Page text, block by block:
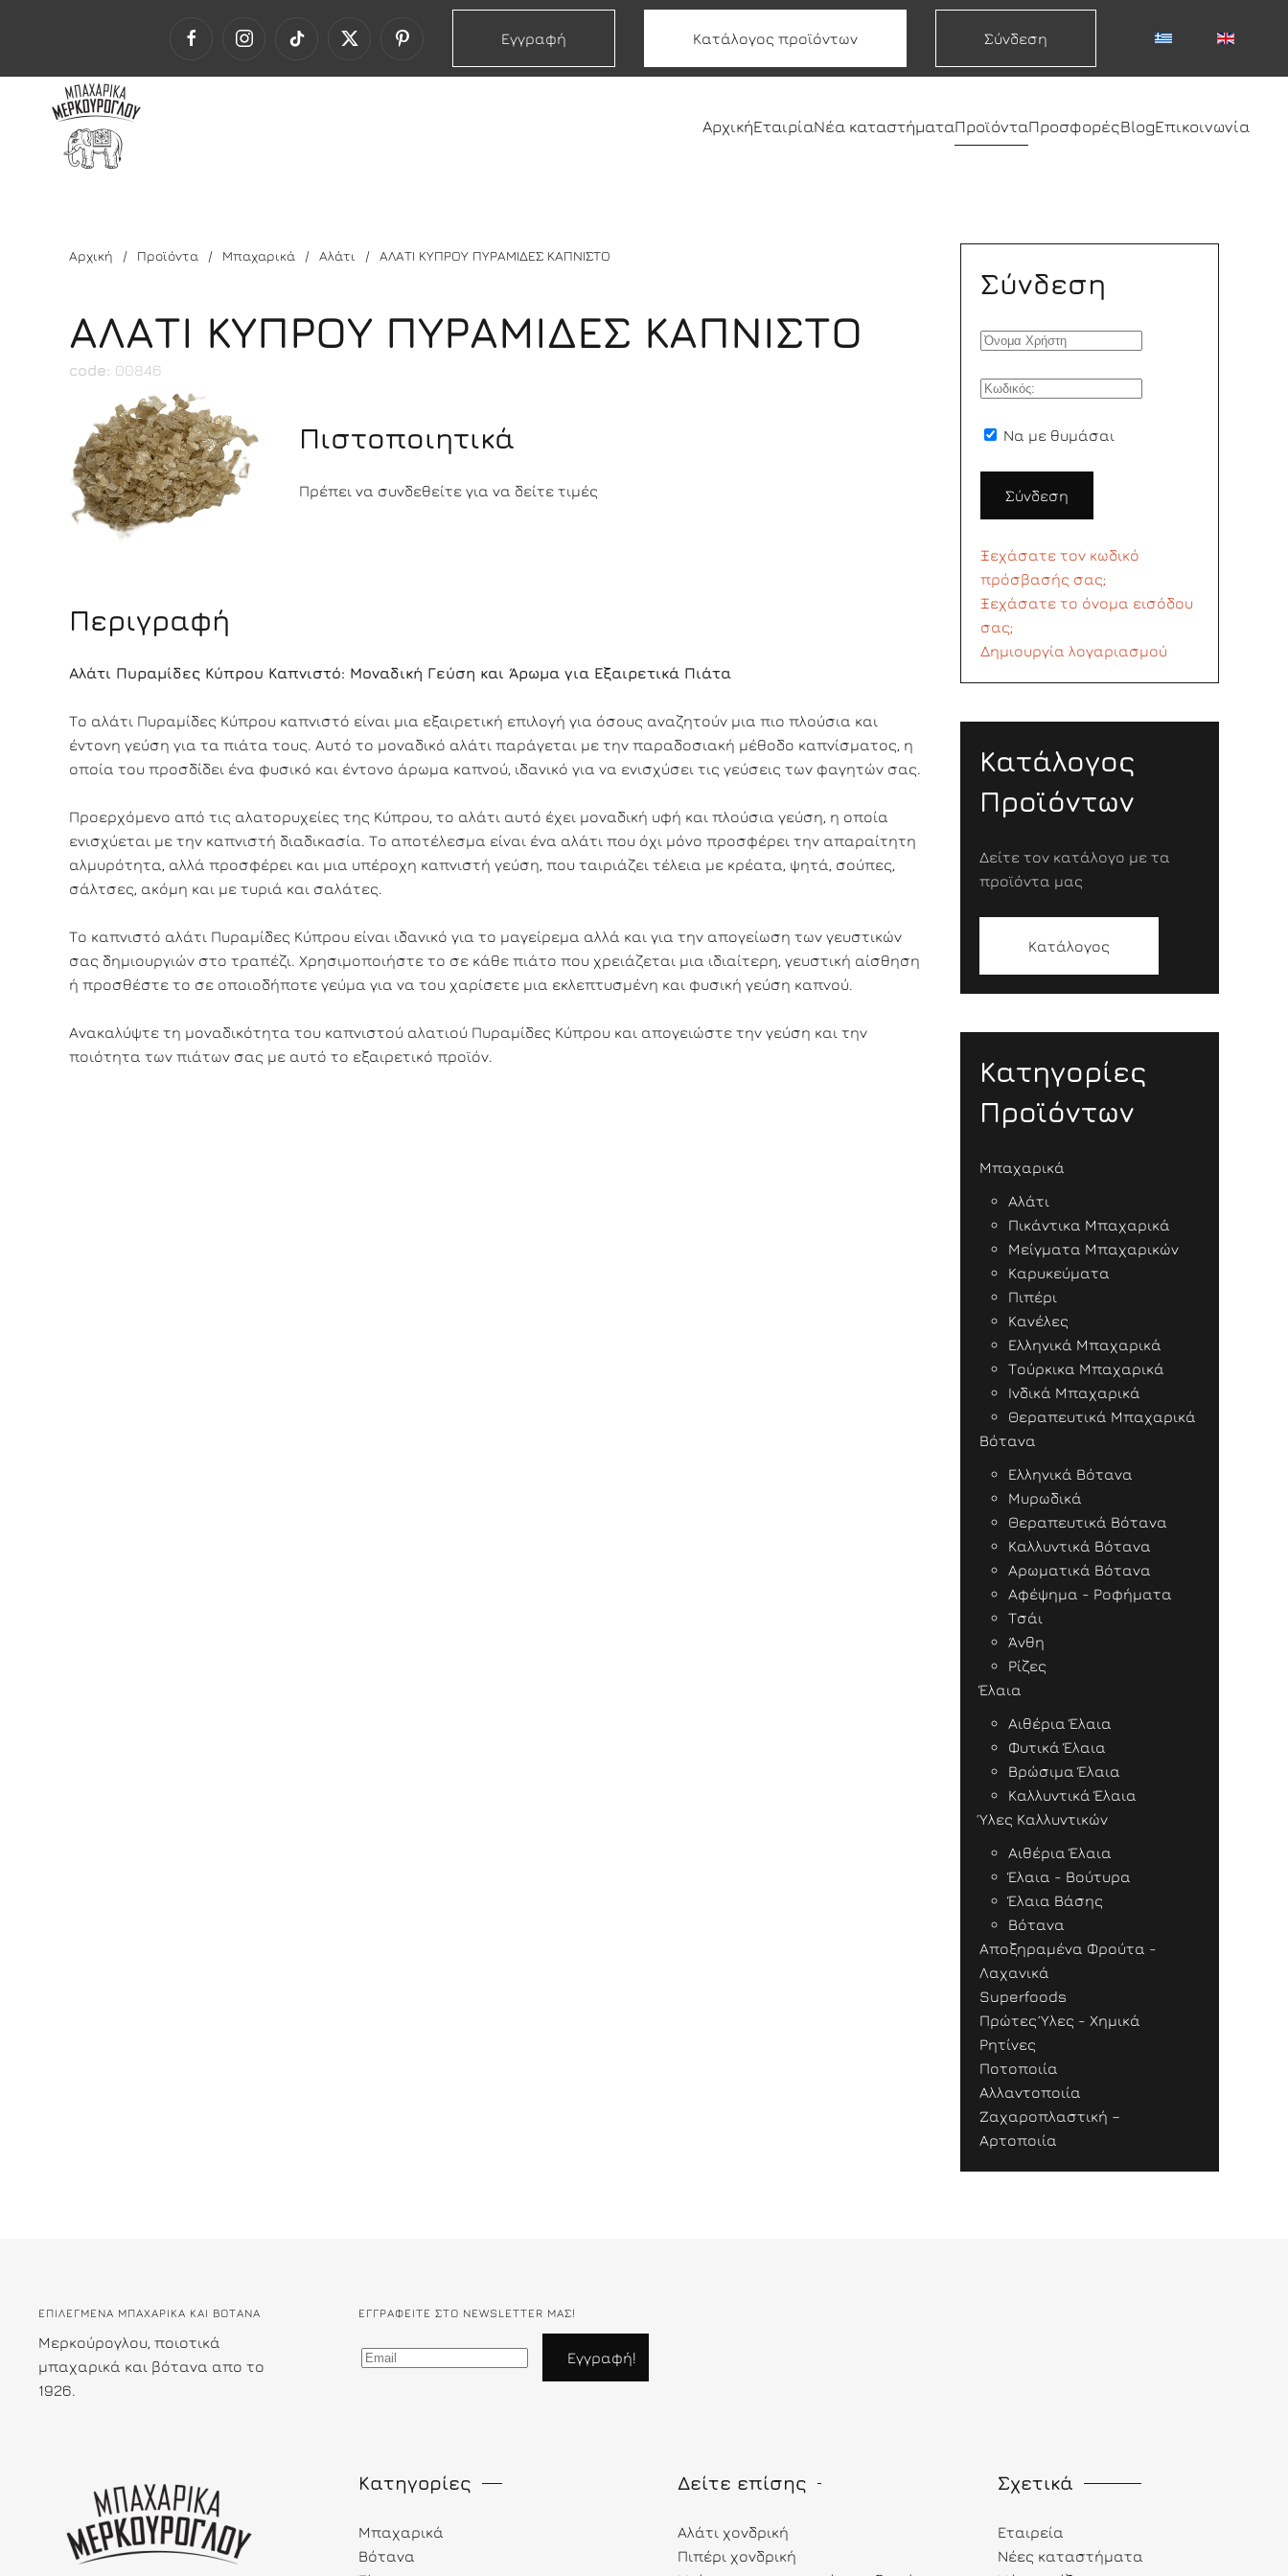
Εγγραφή Κατάλογος προϊόντων Σύνδεση
ΑρχικήΕταιρίαΝέα καταστήματαΠροϊόνταΠροσφορέςBlogΕπικοινωνία
Αρχική Προϊόντα Μπαχαρικά Αλάτι ΑΛΑΤΙ ΚΥΠΡΟΥ ΠΥΡΑΜΙΔΕΣ ΚΑΠΝΙΣΤΟ
ΑΛΑΤΙ ΚΥΠΡΟΥ ΠΥΡΑΜΙΔΕΣ ΚΑΠΝΙΣΤΟ
code: 00846
Πιστοποιητικά
Πρέπει να συνδεθείτε για να δείτε τιμές
Περιγραφή
Αλάτι Πυραμίδες Κύπρου Καπνιστό: Μοναδική Γεύση και Άρωμα για Εξαιρετικά Πιάτα
Το αλάτι Πυραμίδες Κύπρου καπνιστό είναι μια εξαιρετική επιλογή για όσους αναζητούν μια πιο πλούσια και
έντονη γεύση για τα πιάτα τους. Αυτό το μοναδικό αλάτι παράγεται με την παραδοσιακή μέθοδο καπνίσματος, η
οποία του προσδίδει ένα φυσικό και έντονο άρωμα καπνού, ιδανικό για να ενισχύσει τις γεύσεις των φαγητών σας.
Προερχόμενο από τις αλατορυχείες της Κύπρου, το αλάτι αυτό έχει μοναδική υφή και πλούσια γεύση, η οποία
ενισχύεται με την καπνιστή διαδικασία. Το αποτέλεσμα είναι ένα αλάτι που όχι μόνο προσφέρει την απαραίτητη
αλμυρότητα, αλλά προσφέρει και μια υπέροχη καπνιστή γεύση, που ταιριάζει τέλεια με κρέατα, ψητά, σούπες,
σάλτσες, ακόμη και με τυριά και σαλάτες.
Το καπνιστό αλάτι Πυραμίδες Κύπρου είναι ιδανικό για το μαγείρεμα αλλά και για την απογείωση των γευστικών
σας δημιουργιών στο τραπέζι. Χρησιμοποιήστε το σε κάθε πιάτο που χρειάζεται μια ιδιαίτερη, γευστική αίσθηση
ή προσθέστε το σε οποιοδήποτε γεύμα για να του χαρίσετε μια εκλεπτυσμένη και φυσική γεύση καπνού.
Ανακαλύψτε τη μοναδικότητα του καπνιστού αλατιού Πυραμίδες Κύπρου και απογειώστε την γεύση και την
ποιότητα των πιάτων σας με αυτό το εξαιρετικό προϊόν.
Σύνδεση
Να με θυμάσαι
Σύνδεση
Ξεχάσατε τον κωδικό
πρόσβασής σας;
Ξεχάσατε το όνομα εισόδου
σας;
Δημιουργία λογαριασμού
Κατάλογος
Προϊόντων
Δείτε τον κατάλογο με τα
προϊόντα μας
Κατάλογος
Κατηγορίες
Προϊόντων
Μπαχαρικά
Αλάτι
Πικάντικα Μπαχαρικά
Μείγματα Μπαχαρικών
Καρυκεύματα
Πιπέρι
Κανέλες
Ελληνικά Μπαχαρικά
Τούρκικα Μπαχαρικά
Ινδικά Μπαχαρικά
Θεραπευτικά Μπαχαρικά
Βότανα
Ελληνικά Βότανα
Μυρωδικά
Θεραπευτικά Βότανα
Καλλυντικά Βότανα
Αρωματικά Βότανα
Αφέψημα - Ροφήματα
Τσάι
Άνθη
Ρίζες
Έλαια
Αιθέρια Έλαια
Φυτικά Έλαια
Βρώσιμα Έλαια
Καλλυντικά Έλαια
Ύλες Καλλυντικών
Αιθέρια Έλαια
Έλαια - Βούτυρα
Έλαια Βάσης
Βότανα
Αποξηραμένα Φρούτα -
Λαχανικά
Superfoods
Πρώτες Ύλες - Χημικά
Ρητίνες
Ποτοποιία
Αλλαντοποιία
Ζαχαροπλαστική –
Αρτοποιία
ΕΠΙΛΕΓΜΕΝΑ ΜΠΑΧΑΡΙΚΑ ΚΑΙ ΒΟΤΑΝΑ
Μερκούρογλου, ποιοτικά
μπαχαρικά και βότανα απο το
1926.
ΕΓΓΡΑΦΕΊΤΕ ΣΤΟ NEWSLETTER ΜΑΣ!
Κατηγορίες
Μπαχαρικά
Βότανα
Δείτε επίσης
Αλάτι χονδρική
Πιπέρι χονδρική
Σχετικά
Εταιρεία
Νέες καταστήματα